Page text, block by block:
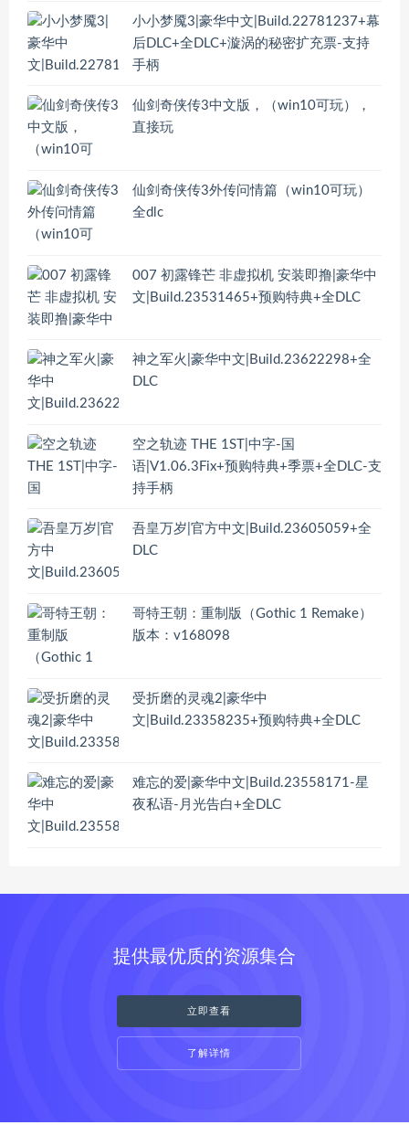
小小梦魇3|豪华中文|Build.22781237+幕
后DLC+全DLC+漩涡的秘密扩充票-支持
手柄
仙剑奇侠传3中文版，（win10可玩），
直接玩
仙剑奇侠传3外传问情篇（win10可玩）
全dlc
007 初露锋芒 非虚拟机 安装即撸|豪华中
文|Build.23531465+预购特典+全DLC
神之军火|豪华中文|Build.23622298+全
DLC
空之轨迹 THE 1ST|中字-国
语|V1.06.3Fix+预购特典+季票+全DLC-支
持手柄
吾皇万岁|官方中文|Build.23605059+全
DLC
哥特王朝：重制版（Gothic 1 Remake）
版本：v168098
受折磨的灵魂2|豪华中
文|Build.23358235+预购特典+全DLC
难忘的爱|豪华中文|Build.23558171-星
夜私语-月光告白+全DLC
提供最优质的资源集合
立即查看
了解详情